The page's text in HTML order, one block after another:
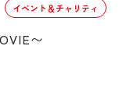
イベント＆チャリティ
〜